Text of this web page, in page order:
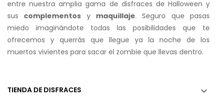
entre nuestra amplia gama de disfraces de Halloween y
sus complementos y maquillaje. Seguro que pasas
miedo imaginándote todas las posibilidades que te
ofrecemos y querrás que llegue ya la noche de los
muertos vivientes para sacar el zombie que llevas dentro.
TIENDA DE DISFRACES 